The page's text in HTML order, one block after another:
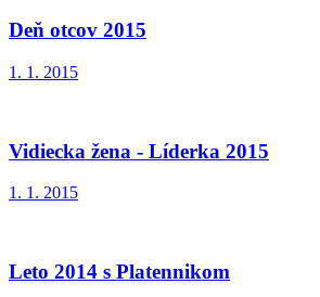
Deň otcov 2015
1. 1. 2015
Vidiecka žena - Líderka 2015
1. 1. 2015
Leto 2014 s Platennikom